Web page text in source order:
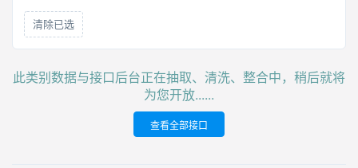
清除已选
此类别数据与接口后台正在抽取、清洗、整合中，稍后就将
为您开放......
查看全部接口